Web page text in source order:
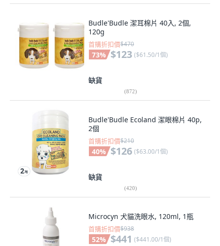
Budle'Budle 潔耳棉片 40入, 2個,
120g
首購折扣價$470
73% $123 ($61.50/1個)
缺貨
(872)
Budle'Budle Ecoland 潔眼棉片 40p,
2個
首購折扣價$210
40% $126 ($63.00/1個)
缺貨
(420)
Microcyn 犬貓洗眼水, 120ml, 1瓶
首購折扣價$938
52% $441 ($441.00/1個)